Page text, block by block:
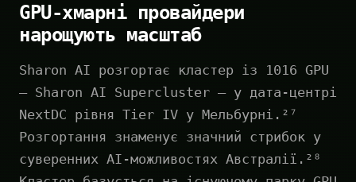
GPU-хмарні провайдери
нарощують масштаб
Sharon AI розгортає кластер із 1016 GPU
— Sharon AI Supercluster — у дата-центрі
NextDC рівня Tier IV у Мельбурні.²⁷
Розгортання знаменує значний стрибок у
суверенних AI-можливостях Австралії.²⁸